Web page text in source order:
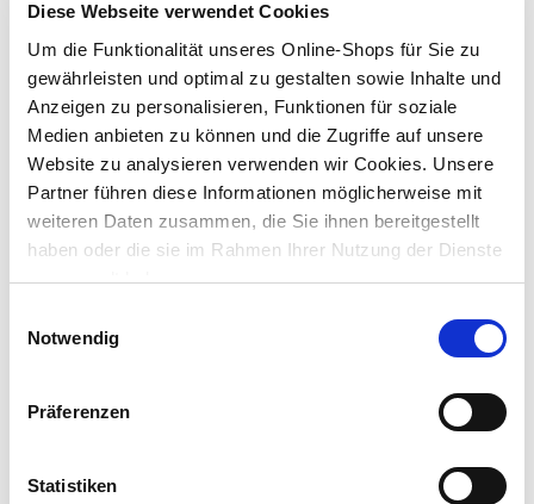
Diese Webseite verwendet Cookies
Um die Funktionalität unseres Online-Shops für Sie zu
gewährleisten und optimal zu gestalten sowie Inhalte und
Anzeigen zu personalisieren, Funktionen für soziale
Medien anbieten zu können und die Zugriffe auf unsere
Website zu analysieren verwenden wir Cookies. Unsere
Partner führen diese Informationen möglicherweise mit
weiteren Daten zusammen, die Sie ihnen bereitgestellt
haben oder die sie im Rahmen Ihrer Nutzung der Dienste
gesammelt haben.
Notwendig
Präferenzen
Statistiken
Lieferung nach Hause
Verfügbarkeit online: Auf Lager
Um Abholung im Markt nutzen zu können, wähle zunächst
einen Markt
Verfügbarkeit:
Jetzt prüfen und Markt auswählen
Beschreibung